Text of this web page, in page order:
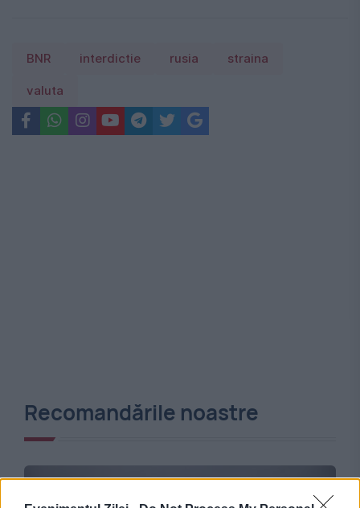
BNR interdictie rusia straina
valuta
Recomandările noastre